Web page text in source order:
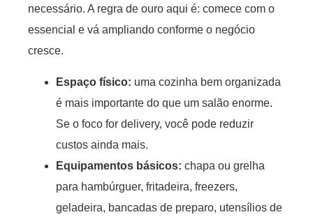
necessário. A regra de ouro aqui é: comece com o
essencial e vá ampliando conforme o negócio
cresce.
Espaço físico: uma cozinha bem organizada
é mais importante do que um salão enorme.
Se o foco for delivery, você pode reduzir
custos ainda mais.
Equipamentos básicos: chapa ou grelha
para hambúrguer, fritadeira, freezers,
geladeira, bancadas de preparo, utensílios de